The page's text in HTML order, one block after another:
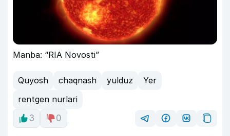
Manba: “RIA Novosti”
Quyosh chaqnash yulduz
Yer
rentgen nurlari
3
0